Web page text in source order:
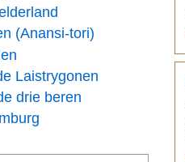
(Anansi-tori)
Laistrygonen
drie beren